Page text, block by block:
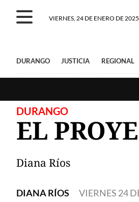
VIERNES, 24 DE ENERO DE 2025
DURANGO JUSTICIA REGIONAL
DURANGO
EL
Diana Ríos
DIANA RÍOS VIERNES 24